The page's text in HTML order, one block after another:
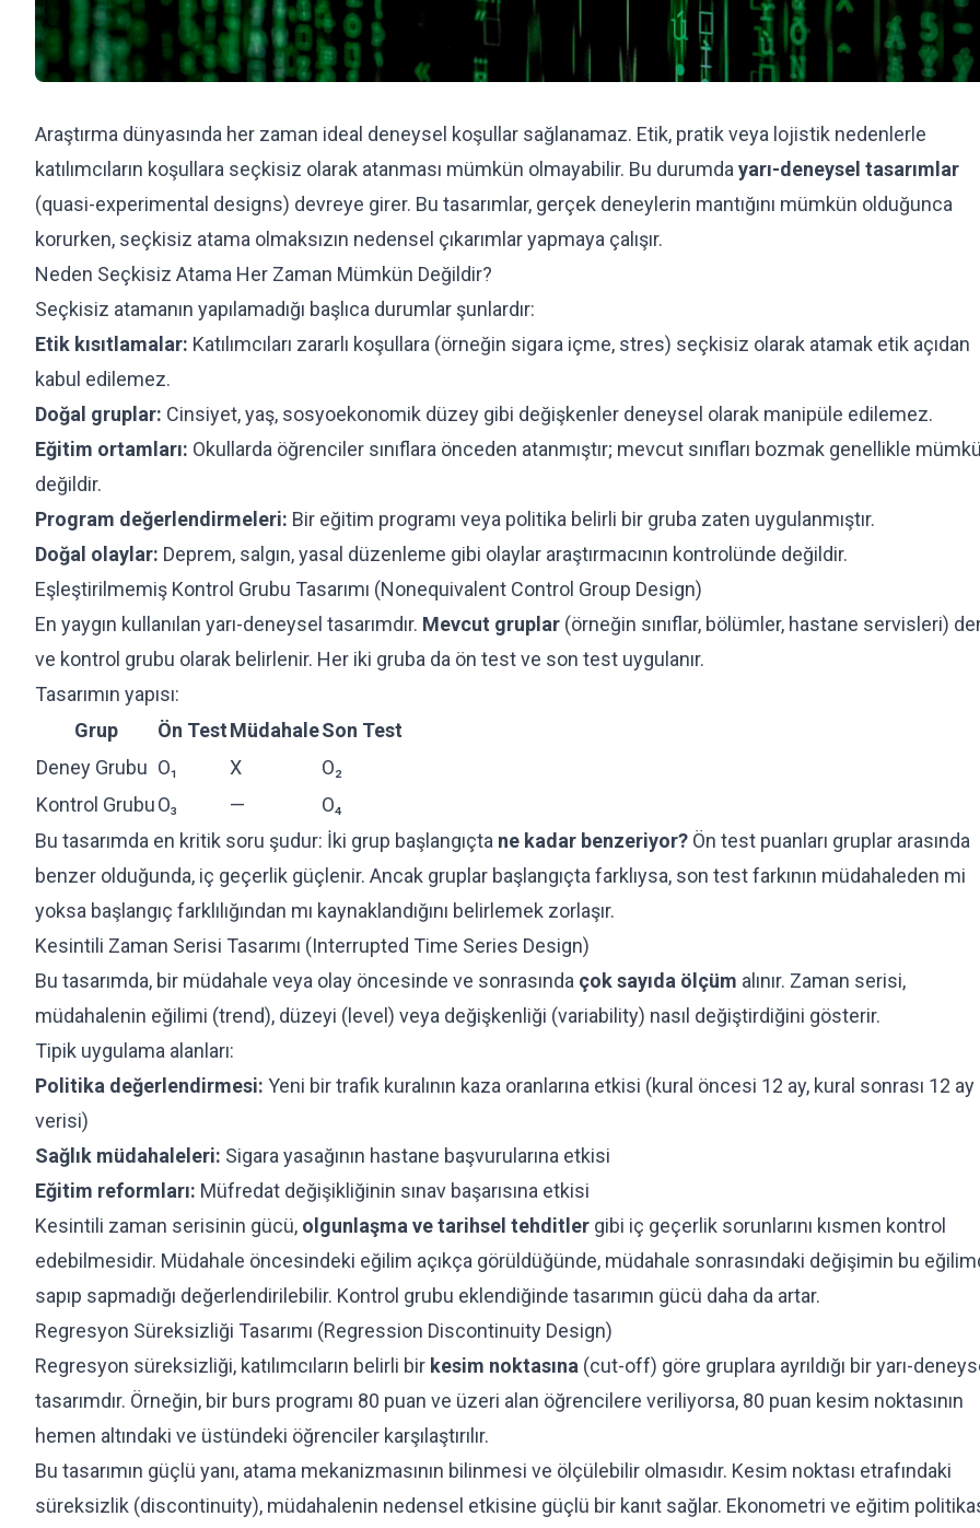
Araştırma dünyasında her zaman ideal deneysel koşullar sağlanamaz. Etik, pratik veya lojistik nedenlerle
katılımcıların koşullara seçkisiz olarak atanması mümkün olmayabilir. Bu durumdayarı-deneysel tasarımlar
(quasi-experimental designs) devreye girer. Bu tasarımlar, gerçek deneylerin mantığını mümkün olduğunca
korurken, seçkisiz atama olmaksızın nedensel çıkarımlar yapmaya çalışır.
Neden Seçkisiz Atama Her Zaman Mümkün Değildir?
Seçkisiz atamanın yapılamadığı başlıca durumlar şunlardır:
Etik kısıtlamalar: Katılımcıları zararlı koşullara (örneğin sigara içme, stres) seçkisiz olarak atamak etik açıdan
kabul edilemez.
Doğal gruplar: Cinsiyet, yaş, sosyoekonomik düzey gibi değişkenler deneysel olarak manipüle edilemez.
Eğitim ortamları: Okullarda öğrenciler sınıflara önceden atanmıştır; mevcut sınıfları bozmak genellikle
değildir.
Program değerlendirmeleri: Bir eğitim programı veya politika belirli bir gruba zaten uygulanmıştır.
Doğal olaylar: Deprem, salgın, yasal düzenleme gibi olaylar araştırmacının kontrolünde değildir.
Eşleştirilmemiş Kontrol Grubu Tasarımı (Nonequivalent Control Group Design)
En yaygın kullanılan yarı-deneysel tasarımdır. Mevcut gruplar (örneğin sınıflar, bölümler, hastane servisleri)
ve kontrol grubu olarak belirlenir. Her iki gruba da ön test ve son test uygulanır.
Tasarımın yapısı:
Grup
Ön TestMüdahaleSon Test
Deney Grubu O₁ X
O₂
Kontrol GrubuO₃ —
O₄
Bu tasarımda en kritik soru şudur: İki grup başlangıçta ne kadar benzeriyor? Ön test puanları gruplar arasında
benzer olduğunda, iç geçerlik güçlenir. Ancak gruplar başlangıçta farklıysa, son test farkının müdahaleden mi
yoksa başlangıç farklılığından mı kaynaklandığını belirlemek zorlaşır.
Kesintili Zaman Serisi Tasarımı (Interrupted Time Series Design)
Bu tasarımda, bir müdahale veya olay öncesinde ve sonrasında çok sayıda ölçüm alınır. Zaman serisi,
müdahalenin eğilimi (trend), düzeyi (level) veya değişkenliği (variability) nasıl değiştirdiğini gösterir.
Tipik uygulama alanları:
Politika değerlendirmesi: Yeni bir trafik kuralının kaza oranlarına etkisi (kural öncesi 12 ay, kural sonrası 12 ay
verisi)
Sağlık müdahaleleri: Sigara yasağının hastane başvurularına etkisi
Eğitim reformları: Müfredat değişikliğinin sınav başarısına etkisi
Kesintili zaman serisinin gücü, olgunlaşma ve tarihsel tehditler gibi iç geçerlik sorunlarını kısmen kontrol
edebilmesidir. Müdahale öncesindeki eğilim açıkça görüldüğünde, müdahale sonrasındaki değişimin bu
sapıp sapmadığı değerlendirilebilir. Kontrol grubu eklendiğinde tasarımın gücü daha da artar.
Regresyon Süreksizliği Tasarımı (Regression Discontinuity Design)
Regresyon süreksizliği, katılımcıların belirli bir kesim noktasına (cut-off) göre gruplara ayrıldığı bir yarı-
tasarımdır. Örneğin, bir burs programı 80 puan ve üzeri alan öğrencilere veriliyorsa, 80 puan kesim noktasının
hemen altındaki ve üstündeki öğrenciler karşılaştırılır.
Bu tasarımın güçlü yanı, atama mekanizmasının bilinmesi ve ölçülebilir olmasıdır. Kesim noktası etrafındaki
süreksizlik (discontinuity), müdahalenin nedensel etkisine güçlü bir kanıt sağlar. Ekonometri ve eğitim